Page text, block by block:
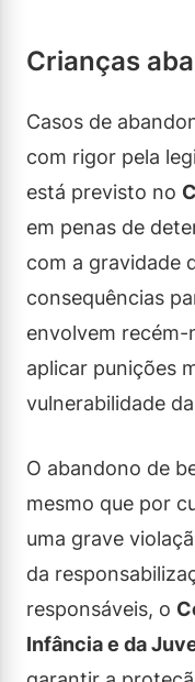
Crianças
Casos de
com rigor pela
está previsto no
em penas de
com a gravidade
consequências
envolvem recém-
aplicar punições
vulnerabilidade
O abandono de
mesmo que por
uma grave
da
responsáveis, o
Infância e da